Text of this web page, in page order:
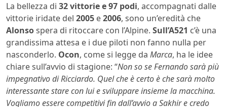
La bellezza di 32 vittorie e 97 podi, accompagnati dalle
vittorie iridate del 2005 e2006, sono un’eredità che
Alonsospera di ritoccare con l’Alpine. Sull’A521 c’è una
grandissima attesa e i due piloti non fanno nulla per
nasconderlo. Ocon, come si legge da Marca, ha le idee
chiare sull’avvio di stagione: “Non so se Fernando sarà più
impegnativo di Ricciardo. Quel che è certo è che sarà molto
interessante stare con lui e sviluppare insieme la macchina.
Vogliamo essere competitivi fin dall’avvio a Sakhir e credo